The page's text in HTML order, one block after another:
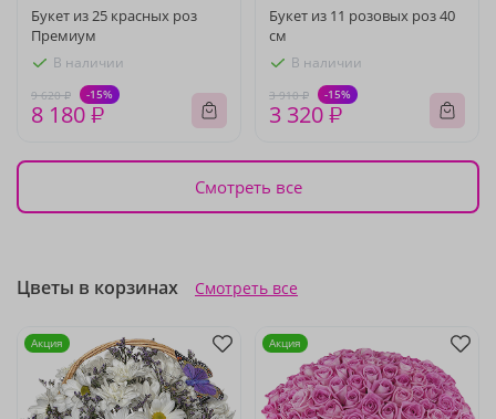
Букет из 25 красных роз
Премиум
В наличии
9 620 ₽ -15%
8 180 ₽
Букет из 11 розовых роз 40
см
В наличии
3 910 ₽ -15%
3 320 ₽
Смотреть все
Цветы в корзинах Смотреть все
Акция Акция